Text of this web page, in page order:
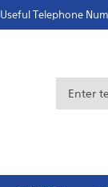
Useful Telephone